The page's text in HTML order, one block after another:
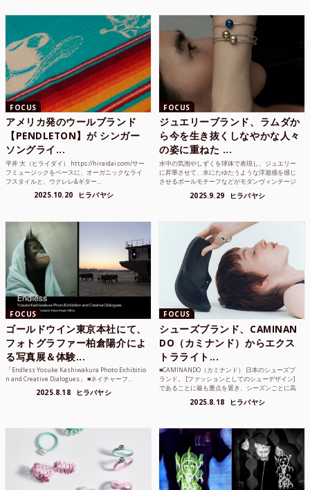
FOCUS
アメリカ発のウールブランド
【PENDLETON】が シンガー
ソングライ...
平井 大（ヒライダイ） https://hiraidai.com/サー
フミュージックをベースに、オーガニックなライ
フスタイルと、ウクレレ&ギター...
2025.10.20 ヒラバヤシ
FOCUS
ジュエリーブランド、ラムダか
ら今を生き抜くしなやかな人々
の姿に重ねた ...
水中の気泡やしずくを球体で表現し、ジュエリー
に昇華させて、水にたゆたうような浮遊感を感じ
させるボールモチーフなどがモダンヴィンテージ
2025.9.29 ヒラバヤシ
FOCUS
ゴールドウイン東京本社にて、
フォトグラファー柏倉陽介によ
る写真展＆体験...
「Endless Yosuke Kashiwakura Photo Exhibitio
n and Creative Dialogues」 ■ネイチャーフ...
2025.8.18 ヒラバヤシ
FOCUS
シューズブランド、CAMINAN
DO（カミナンド）からエクス
トラライト...
■CAMINANDO（カミナンド） 日本のシューズブ
ランド。 [ファッションとしてのシューデザイン]
であることに最も重点を置き、シーズンごとに高
2025.8.18 ヒラバヤシ